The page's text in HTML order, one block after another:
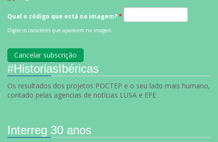
Qual o código que está na imagem?*
Digite os caracteres que aparecem na imagem.
#HistoriasIbéricas
Os resultados dos projetos POCTEP e o seu lado mais humano,
contado pelas agencias de notícias LUSA e EFE
Interreg 30 anos